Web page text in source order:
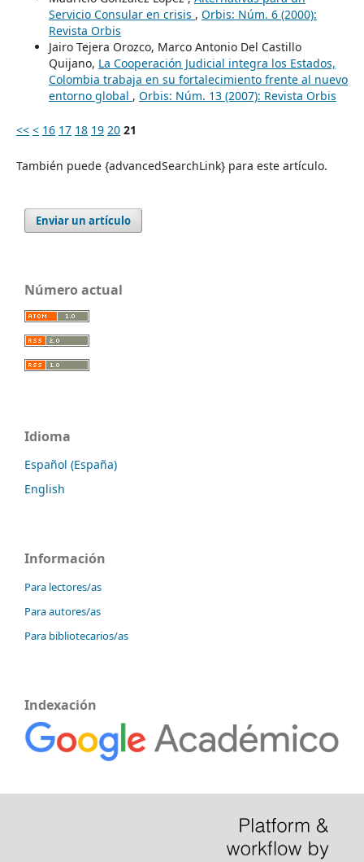
Servicio Consular en crisis , Orbis: Núm. 6 (2000):
Revista Orbis
Jairo Tejera Orozco, Marco Antonio Del Castillo
Quijano, La Cooperación Judicial integra los Estados,
Colombia trabaja en su fortalecimiento frente al nuevo
entorno global , Orbis: Núm. 13 (2007): Revista Orbis
<< < 16 17 18 19 20 21
También puede {advancedSearchLink} para este artículo.
Enviar un artículo
Número actual
Idioma
Español (España)
English
Información
Para lectores/as
Para autores/as
Para bibliotecarios/as
Indexación